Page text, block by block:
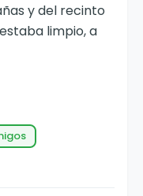
y del recinto
limpio, a